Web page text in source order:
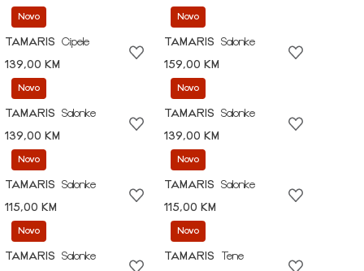
Novo
TAMARIS
Cipele
139,00 KM
Novo
TAMARIS
Salonke
159,00 KM
Novo
TAMARIS
Salonke
139,00 KM
Novo
TAMARIS
Salonke
139,00 KM
Novo
TAMARIS
Salonke
115,00 KM
Novo
TAMARIS
Salonke
115,00 KM
Novo
TAMARIS
Salonke
Novo
TAMARIS
Tene